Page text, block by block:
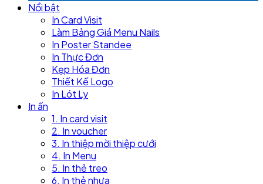
Nổi bật
In Card Visit
Làm Bảng Giá Menu Nails
In Poster Standee
In Thực Đơn
Kẹp Hóa Đơn
Thiết Kế Logo
In Lót Ly
In ấn
1. In card visit
2. In voucher
3. In thiệp mời thiệp cưới
4. In Menu
5. In thẻ treo
6. In thẻ nhựa